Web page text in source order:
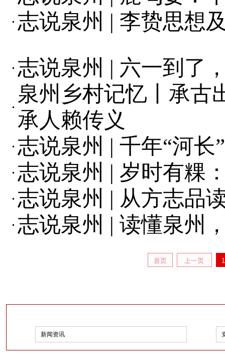
志说泉州 | 李贽思想
志说泉州 | 六一到了
泉州乡村记忆丨承
承人赖传义
志说泉州 | 千年“河
志说泉州 | 岁时有粿
志说泉州 | 从方志品
志说泉州 | 读懂泉州
首页 上一页 1
新闻资讯